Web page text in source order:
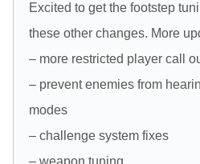
Excited to get the footstep
these other changes. More
– more restricted player call
– prevent enemies from
modes
– challenge system fixes